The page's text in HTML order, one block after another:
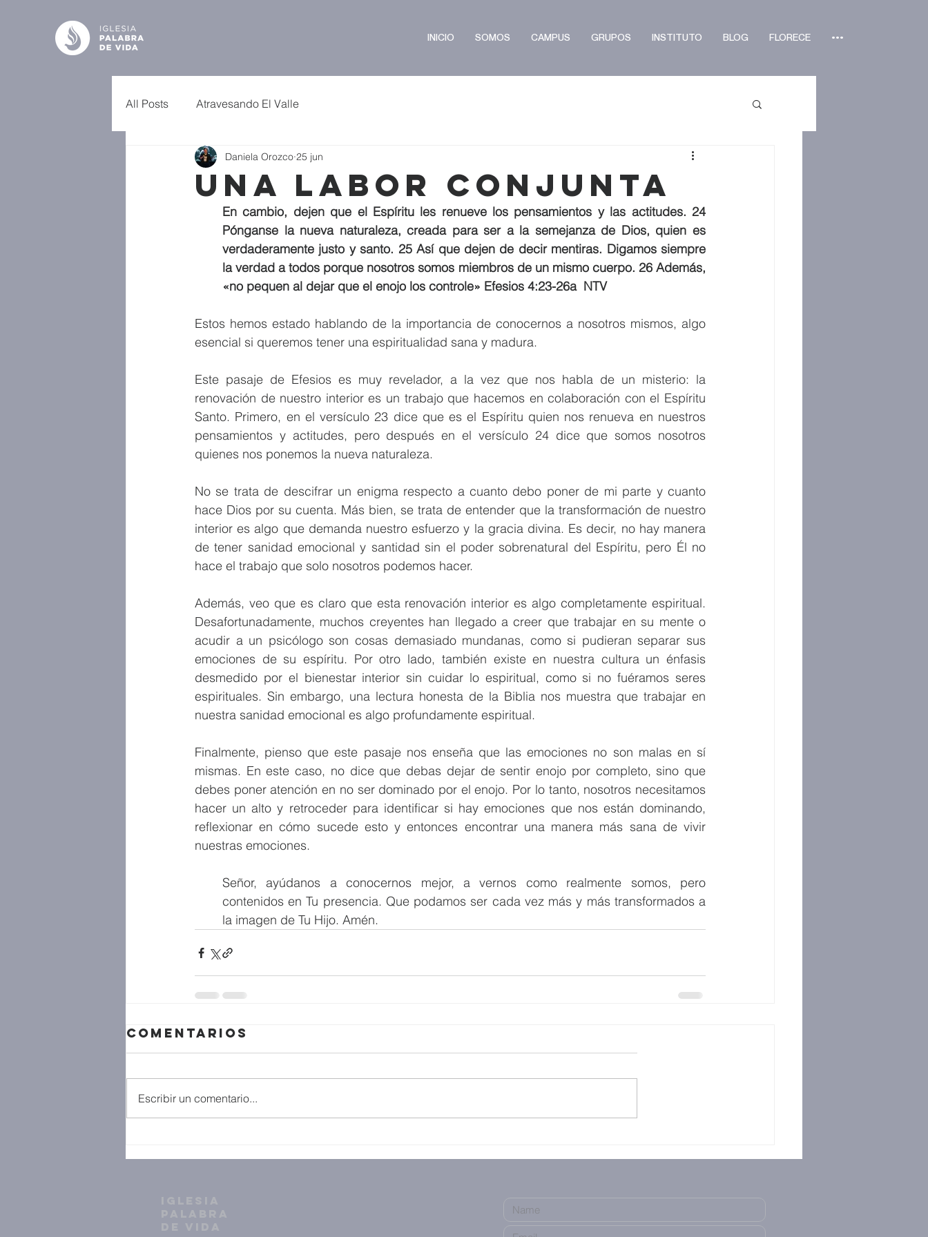
INICIO SOMOS CAMPUS GRUPOS INSTITUTO BLOG FLORECE •••
All Posts Atravesando El Valle
Una Labor Conjunta
Daniela Orozco 25 jun
En cambio, dejen que el Espíritu les renueve los pensamientos y las actitudes. 24
Pónganse la nueva naturaleza, creada para ser a la semejanza de Dios, quien es
verdaderamente justo y santo. 25 Así que dejen de decir mentiras. Digamos siempre
la verdad a todos porque nosotros somos miembros de un mismo cuerpo. 26 Además,
«no pequen al dejar que el enojo los controle» Efesios 4:23-26a  NTV
Estos hemos estado hablando de la importancia de conocernos a nosotros mismos, algo
esencial si queremos tener una espiritualidad sana y madura.
Este pasaje de Efesios es muy revelador, a la vez que nos habla de un misterio: la
renovación de nuestro interior es un trabajo que hacemos en colaboración con el Espíritu
Santo. Primero, en el versículo 23 dice que es el Espíritu quien nos renueva en nuestros
pensamientos y actitudes, pero después en el versículo 24 dice que somos nosotros
quienes nos ponemos la nueva naturaleza.
No se trata de descifrar un enigma respecto a cuanto debo poner de mi parte y cuanto
hace Dios por su cuenta. Más bien, se trata de entender que la transformación de nuestro
interior es algo que demanda nuestro esfuerzo y la gracia divina. Es decir, no hay manera
de tener sanidad emocional y santidad sin el poder sobrenatural del Espíritu, pero Él no
hace el trabajo que solo nosotros podemos hacer.
Además, veo que es claro que esta renovación interior es algo completamente espiritual.
Desafortunadamente, muchos creyentes han llegado a creer que trabajar en su mente o
acudir a un psicólogo son cosas demasiado mundanas, como si pudieran separar sus
emociones de su espíritu. Por otro lado, también existe en nuestra cultura un énfasis
desmedido por el bienestar interior sin cuidar lo espiritual, como si no fuéramos seres
espirituales. Sin embargo, una lectura honesta de la Biblia nos muestra que trabajar en
nuestra sanidad emocional es algo profundamente espiritual.
Finalmente, pienso que este pasaje nos enseña que las emociones no son malas en sí
mismas. En este caso, no dice que debas dejar de sentir enojo por completo, sino que
debes poner atención en no ser dominado por el enojo. Por lo tanto, nosotros necesitamos
hacer un alto y retroceder para identificar si hay emociones que nos están dominando,
reflexionar en cómo sucede esto y entonces encontrar una manera más sana de vivir
nuestras emociones.
Señor, ayúdanos a conocernos mejor, a vernos como realmente somos, pero
contenidos en Tu presencia. Que podamos ser cada vez más y más transformados a
la imagen de Tu Hijo. Amén.
Comentarios
Escribir un comentario...